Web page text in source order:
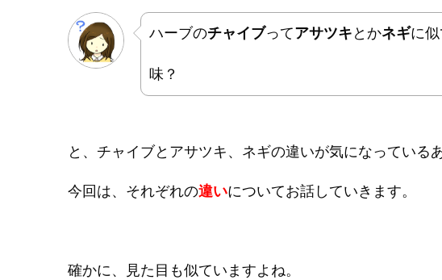
ハーブのチャイブってアサツキ とかネギに
味？
と、チャイブとアサツキ、ネギの違いが気になっている
今回は、それぞれの違いについてお話していきます。
確かに、見た目も似ていますよね。